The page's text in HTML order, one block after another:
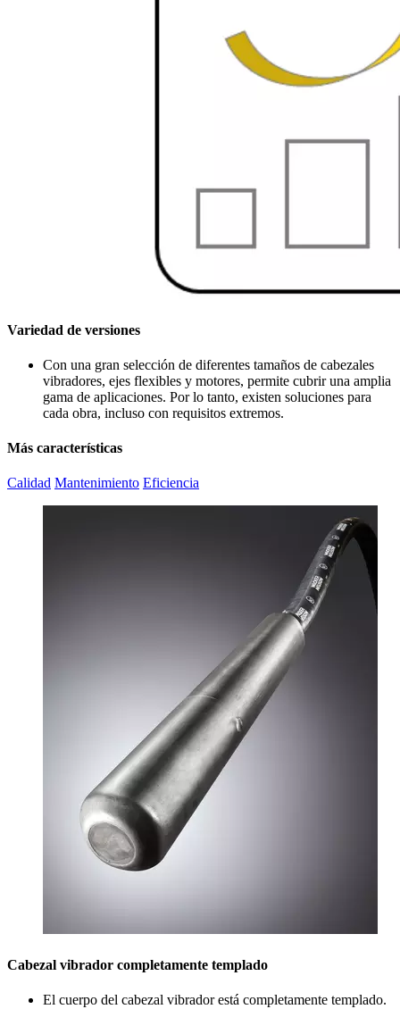
Variedad de versiones
Con una gran selección de diferentes tamaños de cabezales
vibradores, ejes flexibles y motores, permite cubrir una amplia
gama de aplicaciones. Por lo tanto, existen soluciones para
cada obra, incluso con requisitos extremos.
Más características
Calidad Mantenimiento Eficiencia
Cabezal vibrador completamente templado
El cuerpo del cabezal vibrador está completamente templado.